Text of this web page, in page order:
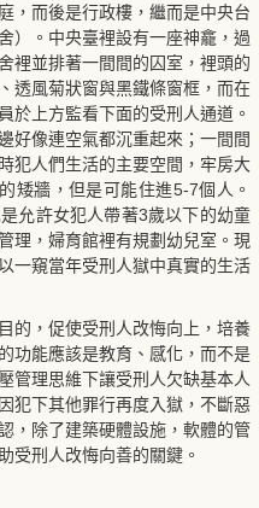
，而後是行政樓，繼而是中央台
）。中央臺裡設有一座神龕，過
裡並排著一間間的囚室，裡頭的
透風菊狀窗與黑鐵條窗框，而在
於上方監看下面的受刑人通道。
好像連空氣都沉重起來；一間間
犯人們生活的主要空間，牢房大
矮牆，但是可能住進5-7個人。
允許女犯人帶著3歲以下的幼童
理，婦育館裡有規劃幼兒室。現
一窺當年受刑人獄中真實的生活
的，促使受刑人改悔向上，培養
功能應該是教育、感化，而不是
管理思維下讓受刑人欠缺基本人
犯下其他罪行再度入獄，不斷惡
，除了建築硬體設施，軟體的管
受刑人改悔向善的關鍵。